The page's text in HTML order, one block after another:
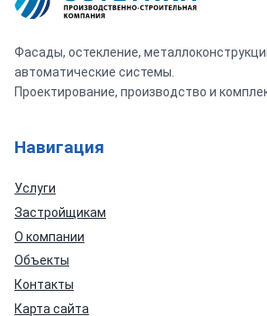
Фасады, остекление,
автоматические системы.
Проектирование, производство и
Навигация
Услуги
Застройщикам
О компании
Объекты
Контакты
Карта сайта